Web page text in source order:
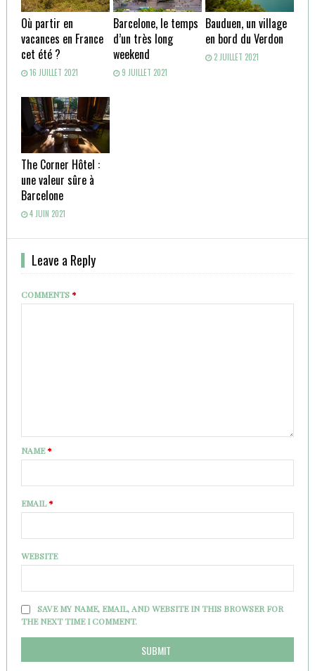
Où partir en
vacances en France
cet été ?
16 JUILLET 2021
Barcelone, le temps
d’un très long
weekend
9 JUILLET 2021
Bauduen, un village
en bord du Verdon
2 JUILLET 2021
The Corner Hôtel :
une valeur sûre à
Barcelone
4 JUIN 2021
Leave a Reply
COMMENTS*
NAME*
EMAIL*
WEBSITE
SAVE MY NAME, EMAIL, AND WEBSITE IN THIS BROWSER FOR
THE NEXT TIME I COMMENT.